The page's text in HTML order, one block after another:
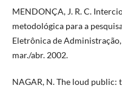
MENDONÇA, J. R. C.
metodológica para a
Eletrônica de
mar./abr. 2002.
NAGAR, N. The loud public: